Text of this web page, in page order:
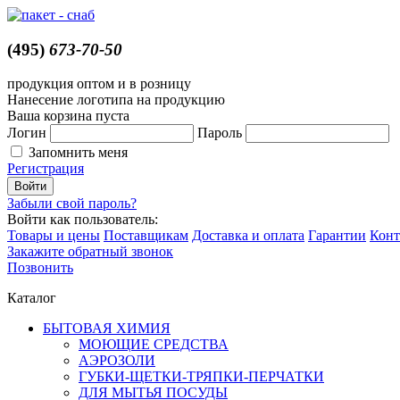
(495) 673-70-50
продукция оптом и в розницу
Нанесение логотипа на продукцию
Ваша корзина пуста
Логин
Пароль
Запомнить меня
Регистрация
Забыли свой пароль?
Войти как пользователь:
Товары и цены Поставщикам Доставка и оплата Гарантии
Закажите обратный звонок
Позвонить
Каталог
БЫТОВАЯ ХИМИЯ
МОЮЩИЕ СРЕДСТВА
АЭРОЗОЛИ
ГУБКИ-ЩЕТКИ-ТРЯПКИ-ПЕРЧАТКИ
ДЛЯ МЫТЬЯ ПОСУДЫ